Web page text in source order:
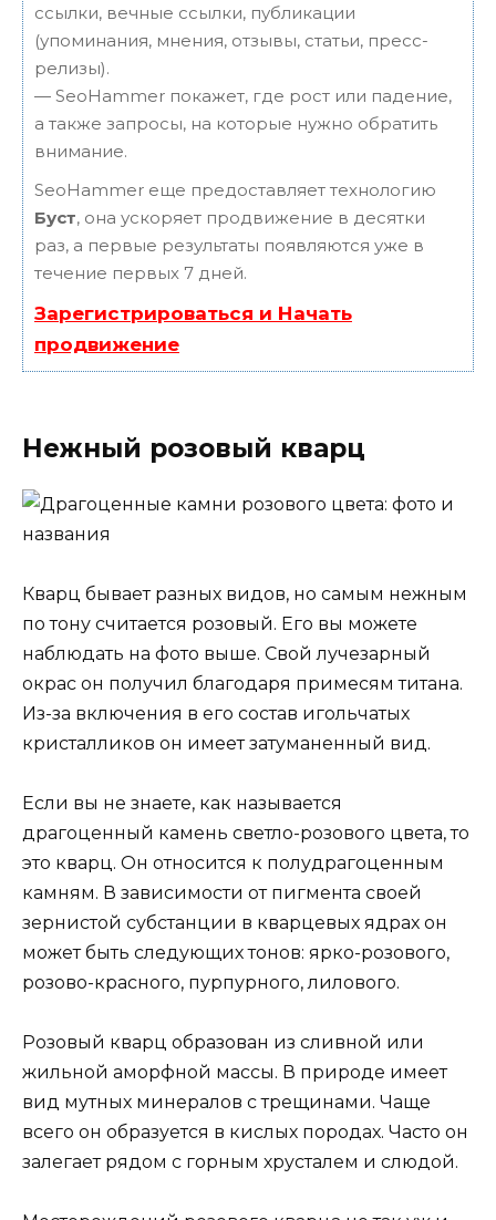
ссылки, вечные ссылки, публикации
(упоминания, мнения, отзывы, статьи, пресс-
релизы).
— SeoHammer покажет, где рост или падение,
а также запросы, на которые нужно обратить
внимание.
SeoHammer еще предоставляет технологию
Буст, она ускоряет продвижение в десятки
раз, а первые результаты появляются уже в
течение первых 7 дней.
Зарегистрироваться и Начать
продвижение
Нежный розовый кварц
Кварц бывает разных видов, но самым нежным
по тону считается розовый. Его вы можете
наблюдать на фото выше. Свой лучезарный
окрас он получил благодаря примесям титана.
Из-за включения в его состав игольчатых
кристалликов он имеет затуманенный вид.
Если вы не знаете, как называется
драгоценный камень светло-розового цвета, то
это кварц. Он относится к полудрагоценным
камням. В зависимости от пигмента своей
зернистой субстанции в кварцевых ядрах он
может быть следующих тонов: ярко-розового,
розово-красного, пурпурного, лилового.
Розовый кварц образован из сливной или
жильной аморфной массы. В природе имеет
вид мутных минералов с трещинами. Чаще
всего он образуется в кислых породах. Часто он
залегает рядом с горным хрусталем и слюдой.